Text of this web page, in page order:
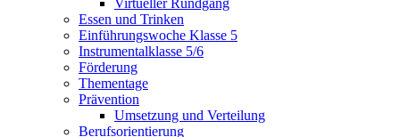
Essen und Trinken
Einführungswoche Klasse 5
Instrumentalklasse 5/6
Förderung
Thementage
Prävention
Umsetzung und Verteilung
Berufsorientierung